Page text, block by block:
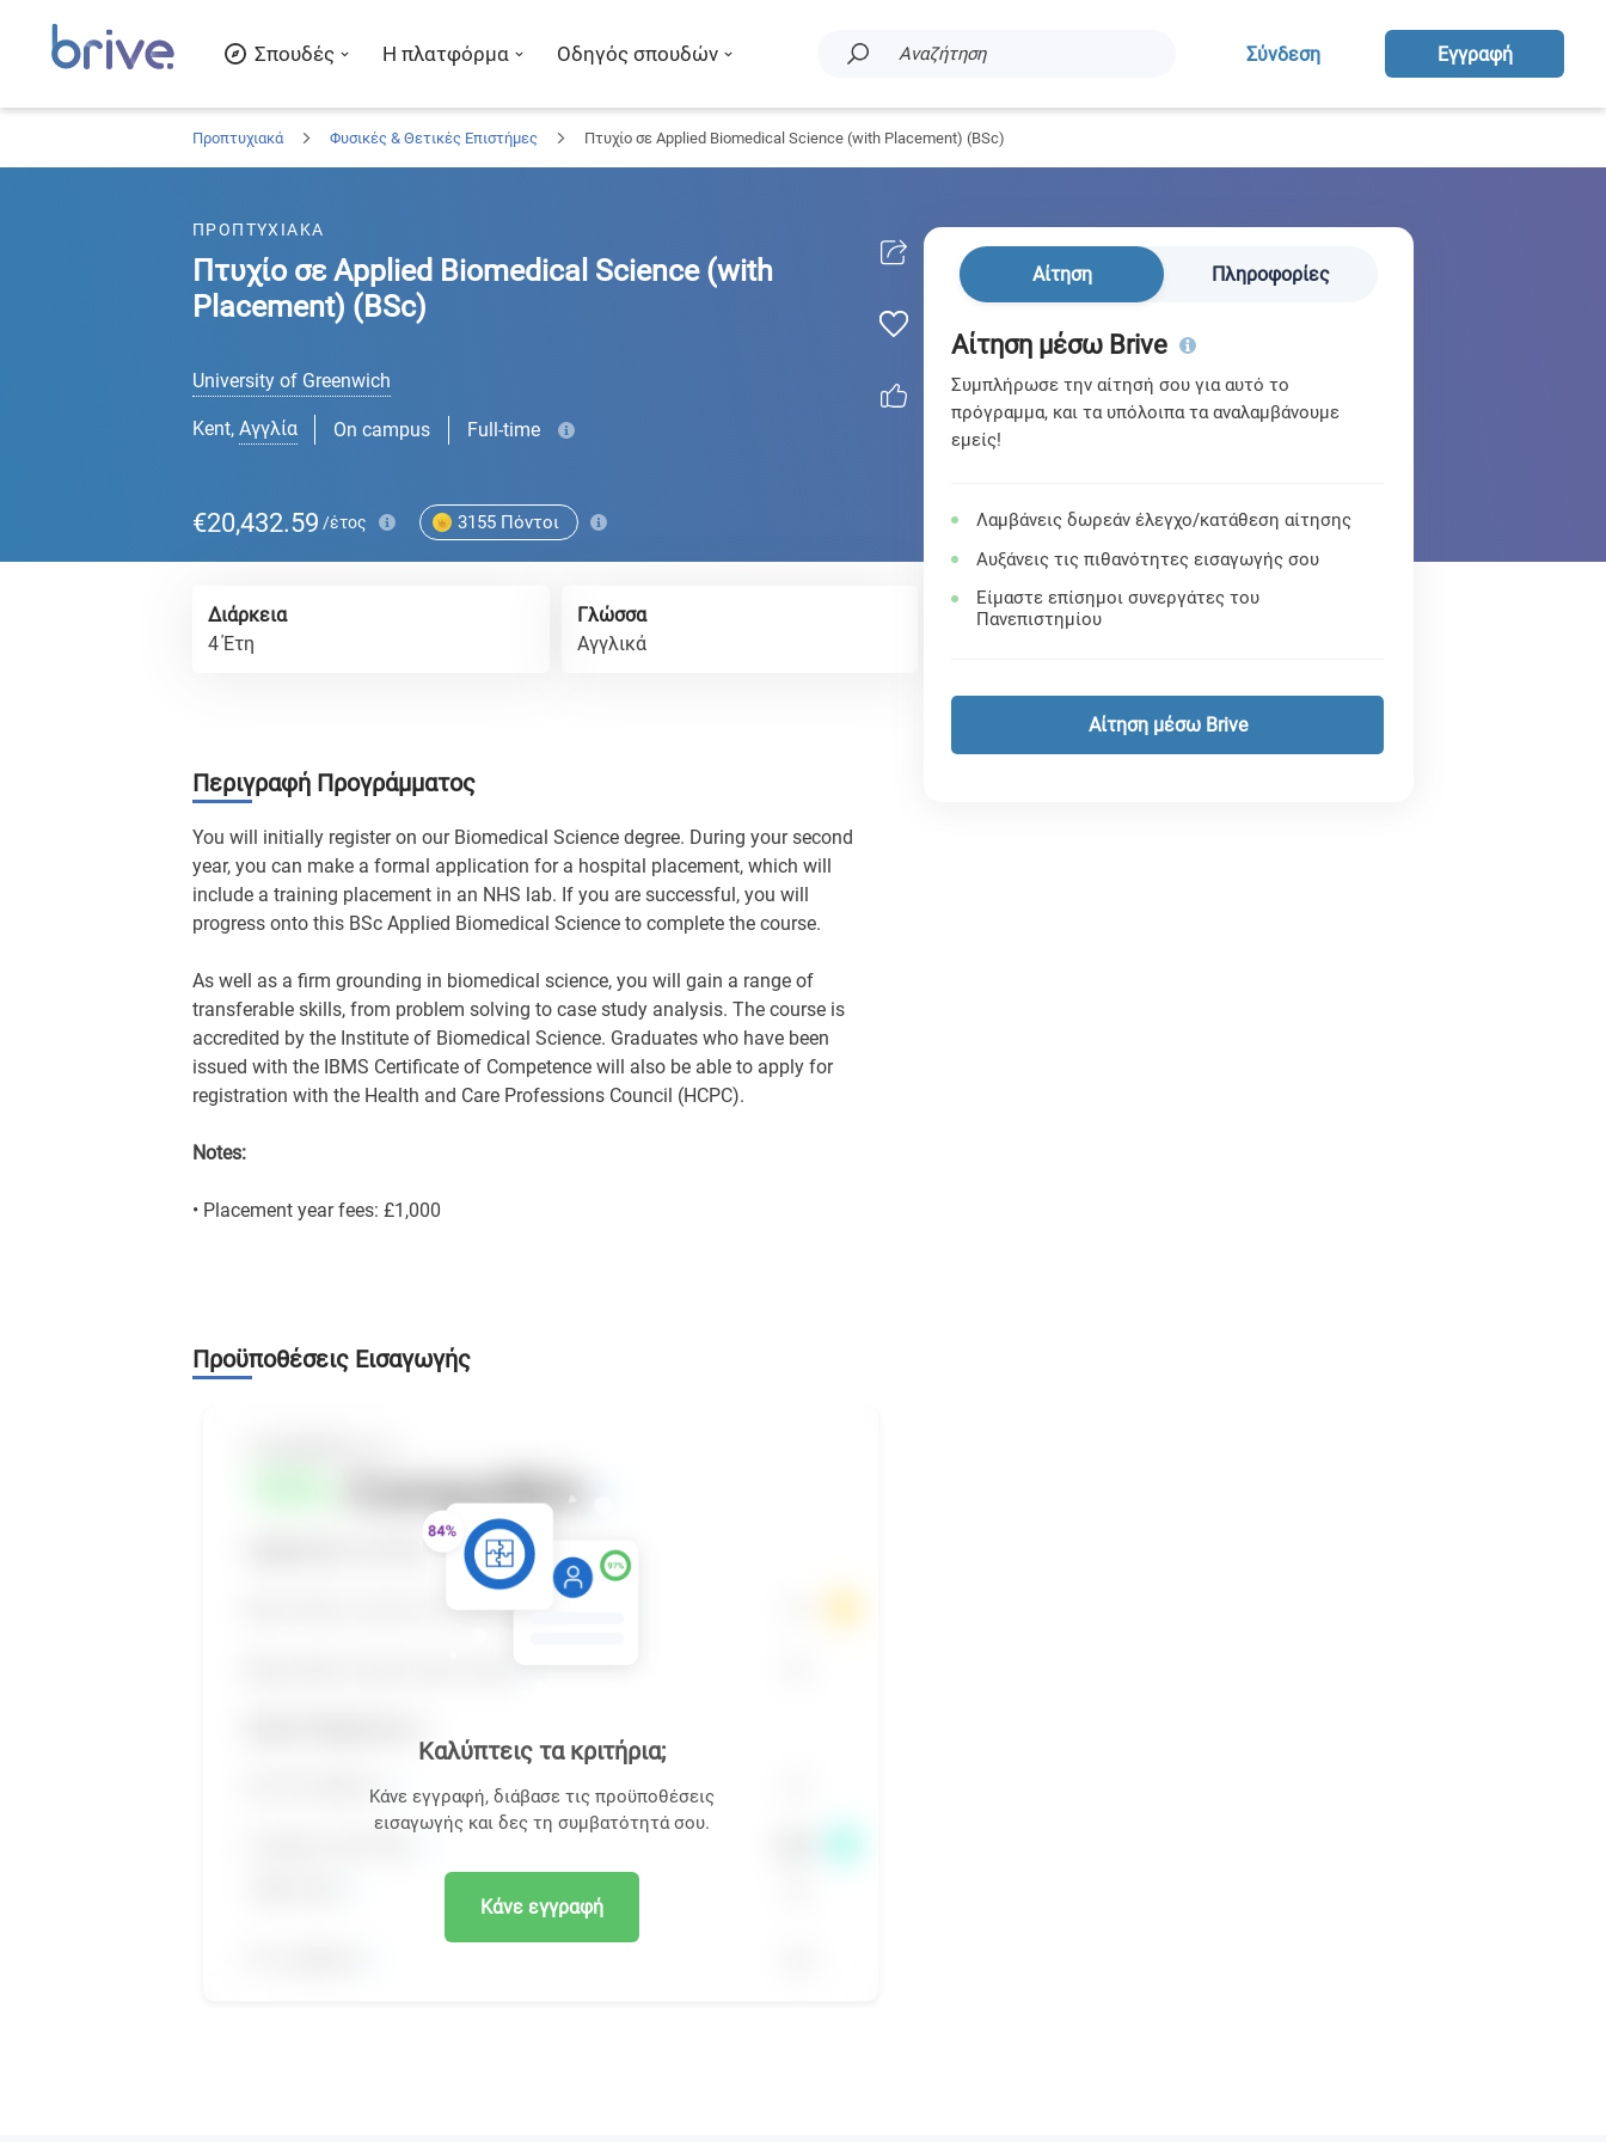
Σπουδές Η πλατφόρμα Οδηγός σπουδών Αναζήτηση Σύνδεση Eγγραφή
Προπτυχιακά Φυσικές & Θετικές Επιστήμες Πτυχίο σε Applied Biomedical Science (with Placement) (BSc)
Αίτηση Πληροφορίες
Αίτηση μέσω Brive
Συμπλήρωσε την αίτησή σου για αυτό το
πρόγραμμα, και τα υπόλοιπα τα αναλαμβάνουμε
εμείς!
Λαμβάνεις δωρεάν έλεγχο/κατάθεση αίτησης
Αυξάνεις τις πιθανότητες εισαγωγής σου
Είμαστε επίσημοι συνεργάτες του
Πανεπιστημίου
Αίτηση μέσω Brive
ΠΡΟΠΤΥΧΙΑΚΑ
Πτυχίο σε Applied Biomedical Science (with
Placement) (BSc)
University of Greenwich
Kent, Αγγλία On campus Full-time
€20,432.59 /έτος 3155 Πόντοι
Διάρκεια
4 Έτη
Γλώσσα
Αγγλικά
Περιγραφή Προγράμματος
You will initially register on our Biomedical Science degree. During your second
year, you can make a formal application for a hospital placement, which will
include a training placement in an NHS lab. If you are successful, you will
progress onto this BSc Applied Biomedical Science to complete the course.
As well as a firm grounding in biomedical science, you will gain a range of
transferable skills, from problem solving to case study analysis. The course is
accredited by the Institute of Biomedical Science. Graduates who have been
issued with the IBMS Certificate of Competence will also be able to apply for
registration with the Health and Care Professions Council (HCPC).
Notes:
• Placement year fees: £1,000
Προϋποθέσεις Εισαγωγής
Καλύπτεις τα κριτήρια;
Κάνε εγγραφή, διάβασε τις προϋποθέσεις
εισαγωγής και δες τη συμβατότητά σου.
Κάνε εγγραφή